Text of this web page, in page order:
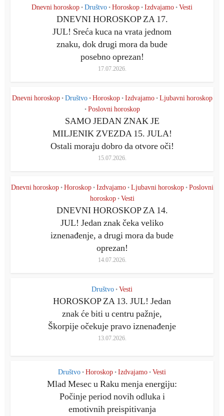
Dnevni horoskop • Društvo • Horoskop • Izdvajamo • Vesti
DNEVNI HOROSKOP ZA 17.
JUL! Sreća kuca na vrata jednom
znaku, dok drugi mora da bude
posebno oprezan!
17.07.2026.
Dnevni horoskop • Društvo • Horoskop • Izdvajamo • Ljubavni horoskop
• Poslovni horoskop
SAMO JEDAN ZNAK JE
MILJENIK ZVEZDA 15. JULA!
Ostali moraju dobro da otvore oči!
15.07.2026.
Dnevni horoskop • Horoskop • Izdvajamo • Ljubavni horoskop • Poslovni
horoskop • Vesti
DNEVNI HOROSKOP ZA 14.
JUL! Jedan znak čeka veliko
iznenađenje, a drugi mora da bude
oprezan!
14.07.2026.
Društvo • Vesti
HOROSKOP ZA 13. JUL! Jedan
znak će biti u centru pažnje,
Škorpije očekuje pravo iznenađenje
13.07.2026.
Društvo • Horoskop • Izdvajamo • Vesti
Mlad Mesec u Raku menja energiju:
Počinje period novih odluka i
emotivnih preispitivanja